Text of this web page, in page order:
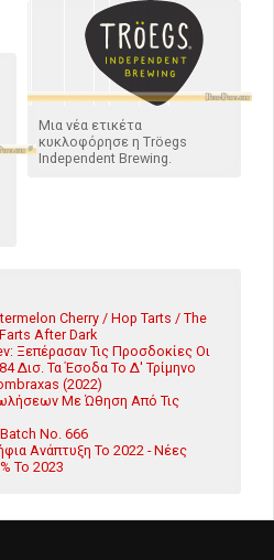
Μια νέα ετικέτα
κυκλοφόρησε η Tröegs
Independent Brewing.
Cherry / Hop Tarts / The
After Dark
Ξεπέρασαν Τις Προσδοκίες Οι
Δισ. Τα Έσοδα Το Δ' Τρίμηνο
(2022)
Με Ώθηση Από Τις
No. 666
Ανάπτυξη Το 2022 - Νέες
Το 2023